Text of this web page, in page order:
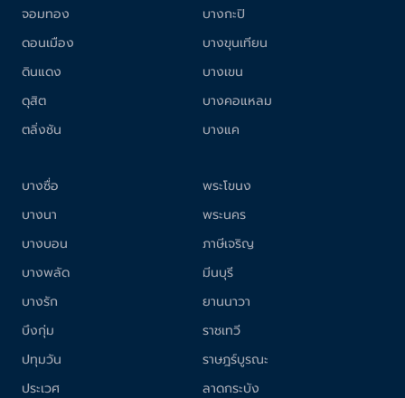
จอมทอง
ดอนเมือง
ดินแดง
ดุสิต
ตลิ่งชัน
บางกะปิ
บางขุนเทียน
บางเขน
บางคอแหลม
บางแค
บางซื่อ
บางนา
บางบอน
บางพลัด
บางรัก
บึงกุ่ม
ปทุมวัน
ประเวศ
พระโขนง
พระนคร
ภาษีเจริญ
มีนบุรี
ยานนาวา
ราชเทวี
ราษฎร์บูรณะ
ลาดกระบัง